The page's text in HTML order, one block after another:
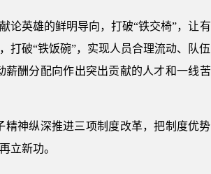
论英雄的鲜明导向，打破“铁交椅”，让有
打破“铁饭碗”，实现人员合理流动、队伍
酬分配向作出突出贡献的人才和一线苦
神纵深推进三项制度改革，把制度优势
立新功。